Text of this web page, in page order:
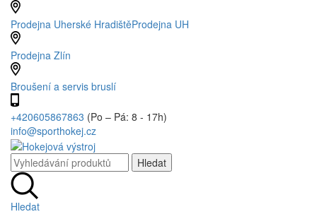
Prodejna Uherské HradištěProdejna UH
Prodejna Zlín
Broušení a servis bruslí
+420605867863 (Po – Pá: 8 - 17h)
info@sporthokej.cz
Hledat